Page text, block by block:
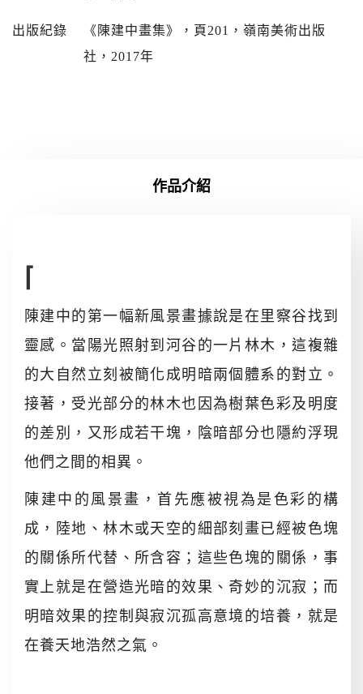
出版紀錄
《陳建中畫集》，頁201，嶺南美術出版
社，2017年
作品介紹
⌈
陳建中的第一幅新風景畫據說是在里察谷找到
靈感。當陽光照射到河谷的一片林木，這複雜
的大自然立刻被簡化成明暗兩個體系的對立。
接著，受光部分的林木也因為樹葉色彩及明度
的差別，又形成若干塊，陰暗部分也隱約浮現
他們之間的相異。
陳建中的風景畫，首先應被視為是色彩的構
成，陸地、林木或天空的細部刻畫已經被色塊
的關係所代替、所含容；這些色塊的關係，事
實上就是在營造光暗的效果、奇妙的沉寂；而
明暗效果的控制與寂沉孤高意境的培養，就是
在養天地浩然之氣。